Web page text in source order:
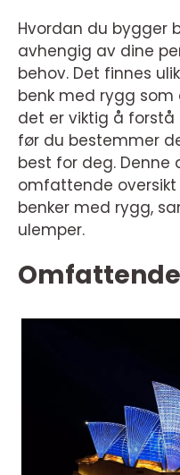
Hvordan du bygger
avhengig av dine
behov. Det finnes
benk med rygg
det er viktig å
før du bestemmer
best for deg. Denne
omfattende
benker med rygg,
ulemper.